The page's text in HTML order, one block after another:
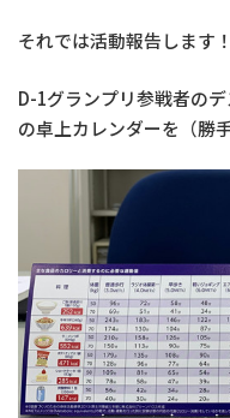
それでは活動報告します！
D-1グランプリ参戦者の
の卓上カレンダーを（勝